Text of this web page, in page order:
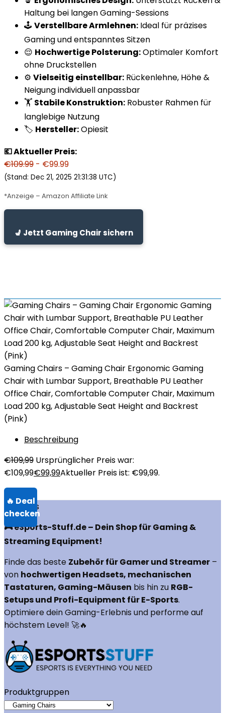
Haltung bei langen Gaming-Sessions
🕹️ Verstellbare Armlehnen: Ideal für präzises
Gaming und entspanntes Sitzen
😌 Hochwertige Polsterung:Optimaler Komfort
ohne Druckstellen
⚙️ Vielseitig einstellbar: Rückenlehne, Höhe &
Neigung individuell anpassbar
🏋️ Stabile Konstruktion: Robuster Rahmen für
langlebige Nutzung
🏷️ Hersteller:Opiesit
💶 Aktueller Preis:
€109.99 - €99.99
(Stand: Dec 21, 2025 21:31:38 UTC)
*Anzeige – Amazon Affiliate Link
💺 Jetzt Gaming Chair sichern
Gaming Chairs – Gaming Chair Ergonomic Gaming
Chair with Lumbar Support, Breathable PU Leather
Office Chair, Comfortable Computer Chair, Maximum
Load 200 kg, Adjustable Seat Height and Backrest
(Pink)
Beschreibung
€109,99 Ursprünglicher Preis war:
€109,99€99,99Aktueller Preis ist: €99,99.
Über uns
🎮 eSports-Stuff.de – Dein Shop für Gaming &
Streaming Equipment!
Finde das beste Zubehör für Gamer und Streamer –
von hochwertigen Headsets, mechanischen
Tastaturen, Gaming-Mäusen bis hin zu RGB-
Setups und Profi-Equipment für E-Sports.
Optimiere dein Gaming-Erlebnis und performe auf
höchstem Level! 🚀🔥
Produktgruppen